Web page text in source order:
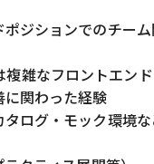
ジションでのチー
雑なフロントエン
に関わった経験
ログ・モック環境